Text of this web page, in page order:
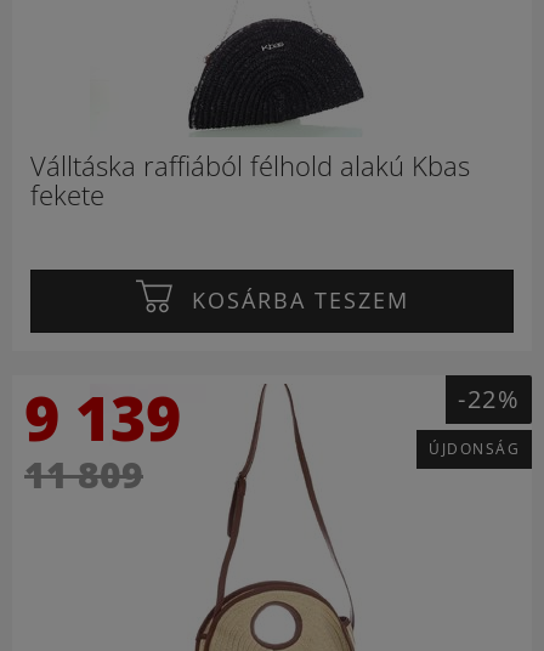
Válltáska raffiából félhold alakú Kbas
fekete
KOSÁRBA TESZEM
9 139
11 809
-22%
ÚJDONSÁG